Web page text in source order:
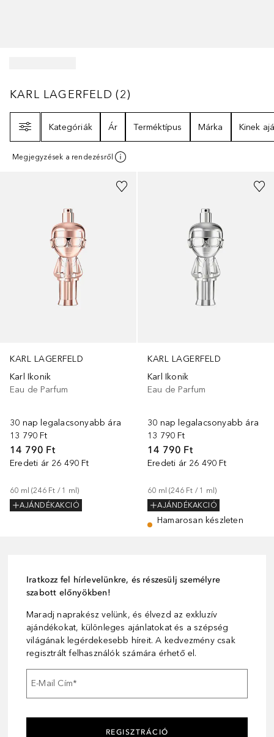
KARL LAGERFELD2
KARL LAGERFELD (2)
Kategóriák
Ár Terméktípus Márka Kinek
Megjegyzések a rendezésről
KARL LAGERFELD
Karl Ikonik
Eau de Parfum
30 nap legalacsonyabb ára
13 790 Ft
14 790 Ft
Eredeti ár 26 490 Ft
60 ml (246 Ft / 1 ml)
AJÁNDÉKAKCIÓ
KARL LAGERFELD
Karl Ikonik
Eau de Parfum
30 nap legalacsonyabb ára
13 790 Ft
14 790 Ft
Eredeti ár 26 490 Ft
60 ml (246 Ft / 1 ml)
AJÁNDÉKAKCIÓ
Hamarosan készleten
Iratkozz fel hírlevelünkre, és részesülj személyre
szabott előnyökben!
Maradj naprakész velünk, és élvezd az exkluzív
ajándékokat, különleges ajánlatokat és a szépség
világának legérdekesebb híreit. A kedvezmény csak
regisztrált felhasználók számára érhető el.
E-Mail Cím*
REGISZTRÁCIÓ